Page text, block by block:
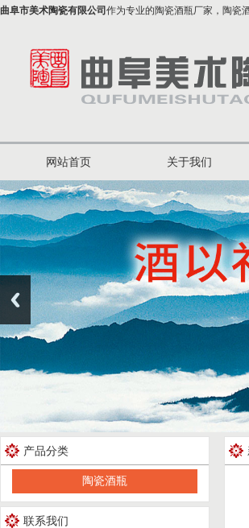
曲阜市美术陶瓷有限公司 作为专业的陶瓷酒瓶厂家，陶瓷
网站首页 关于我们
产品分类
陶瓷酒瓶
联系我们